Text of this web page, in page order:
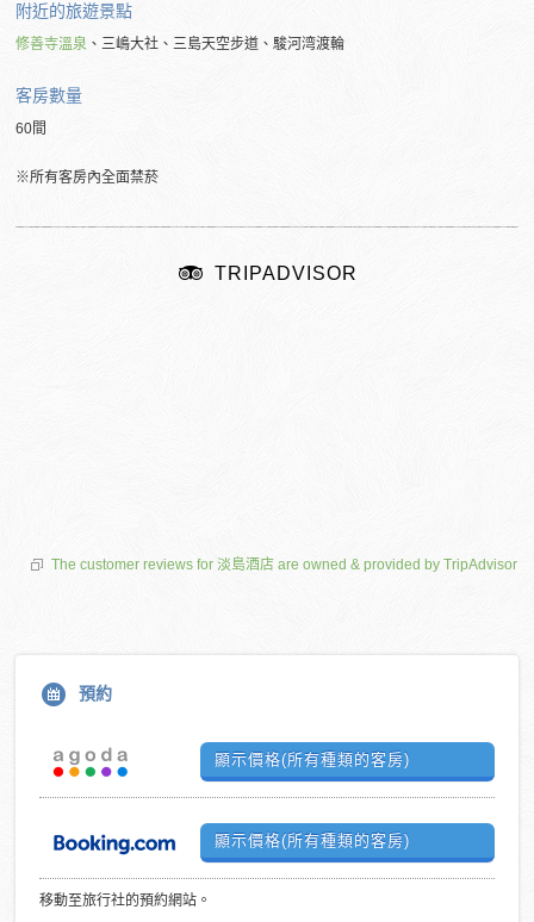
附近的旅遊景點
修善寺溫泉 、三嶋大社、三島天空步道、駿河湾渡輪
客房數量
60間
※所有客房內全面禁菸
TRIPADVISOR
The customer reviews for 淡島酒店 are owned & provided by TripAdvisor
預約
顯示價格(所有種類的客房)
顯示價格(所有種類的客房)
移動至旅行社的預約網站。